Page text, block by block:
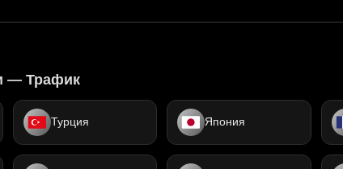
— Трафик
Турция Япония